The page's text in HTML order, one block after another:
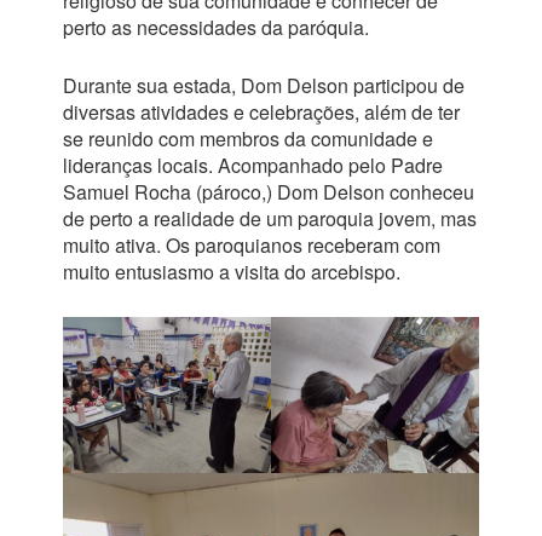
perto as necessidades da paróquia.
Durante sua estada, Dom Delson participou de
diversas atividades e celebrações, além de ter
se reunido com membros da comunidade e
lideranças locais. Acompanhado pelo Padre
Samuel Rocha (pároco,) Dom Delson conheceu
de perto a realidade de um paroquia jovem, mas
muito ativa. Os paroquianos receberam com
muito entusiasmo a visita do arcebispo.